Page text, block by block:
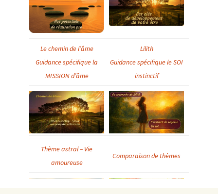
Le chemin de l’âme
Guidance spécifique la
MISSION d’âme
Lilith
Guidance spécifique le SOI
instinctif
Thème astral – Vie
amoureuse
Comparaison de thèmes